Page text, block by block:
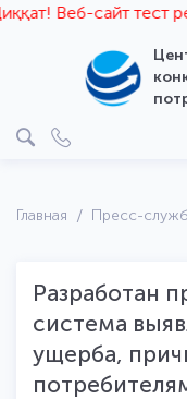
Веб-сайт тест
Главная Пресс-
Разработан
система
ущерба,